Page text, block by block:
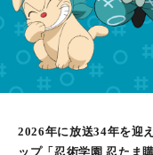
2026年に放送34年を迎
ップ「忍術学園 忍たま